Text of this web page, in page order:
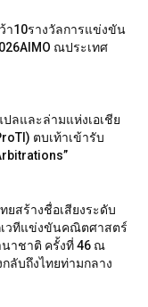
า10รางวัลการแข่งขัน
ณประเทศ
ลและล่ามแห่งเอเชีย
ตบเท้าเข้ารับ
ยสร้างชื่อเสียงระดับ
เวทีแข่งขันคณิตศาสตร์
าชาติ ครั้งที่ 46 ณ
ลับถึงไทยท่ามกลาง